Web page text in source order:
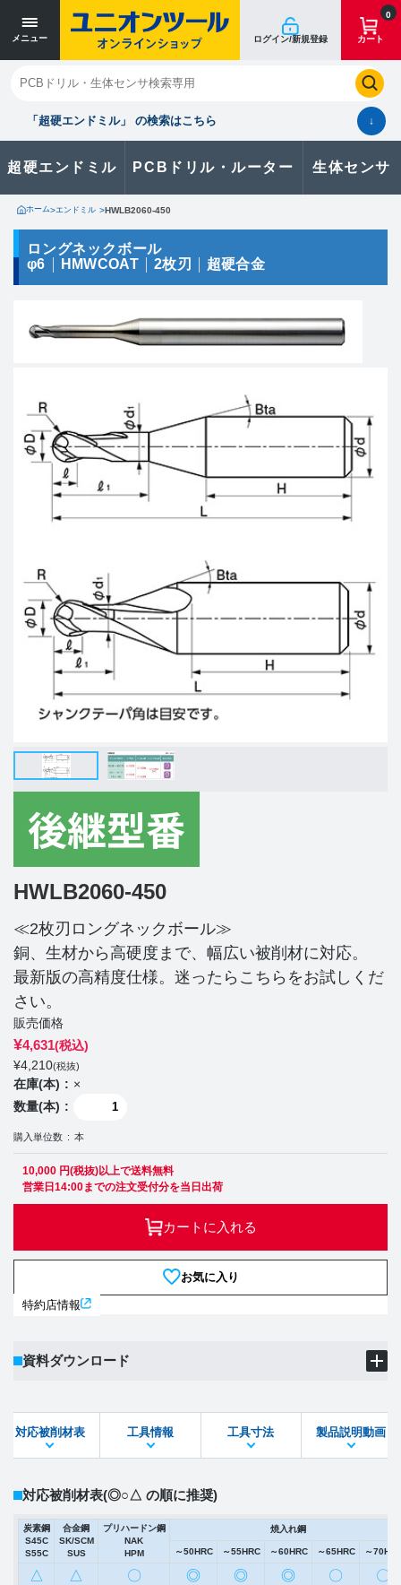
メニュー ログイン/新規登録
0
カート
「超硬エンドミル」 の検索はこちら ↓
超硬エンドミル PCBドリル・ルーター 生体センサ
閉じる
お気に入り クイックオーダー 購入履歴
製品に関するお問い合わせはこちら
カタログ一覧
ホーム>エンドミル >HWLB2060-450
ロングネックボール
φ6
HMWCOAT 2枚刃 超硬合金
HWLB2060-450
≪2枚刃ロングネックボール≫
銅、生材から高硬度まで、幅広い被削材に対応。
最新版の高精度仕様。迷ったらこちらをお試しくだ
さい。
販売価格
¥4,631(税込)
¥4,210(税抜)
在庫(本)
×
数量(本)
購入単位数 本
10,000 円(税抜)以上で送料無料
営業日14:00までの注文受付分を当日出荷
カートに入れる
お気に入り
特約店情報
資料ダウンロード
STEPファイル DXFファイル
対応被削材表 工具情報 工具寸法 製品説明動画
対応被削材表(◎○△ の順に推奨)
炭素鋼
S45C
S55C
合金鋼
SK/SCM
SUS
プリハードン鋼
NAK
HPM
焼入れ鋼
～50HRC ～55HRC ～60HRC ～65HRC ～
△ △ 〇 ◎ ◎ ◎ 〇 〇
寸法単位 [mm]
寸法単位 [mm]